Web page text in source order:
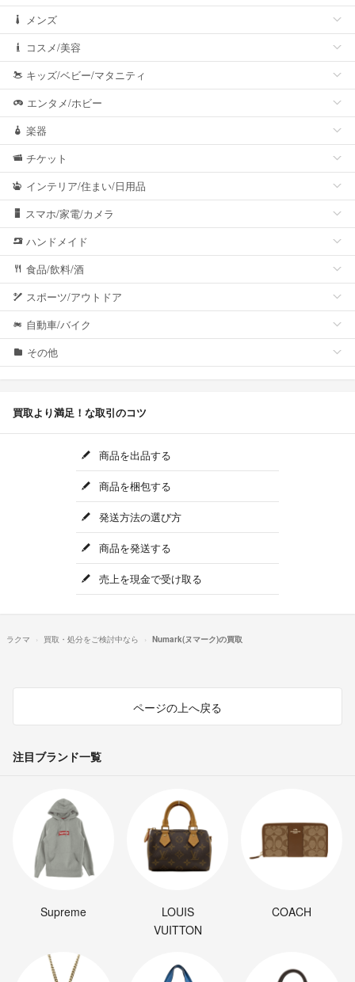
メンズ
コスメ/美容
キッズ/ベビー/マタニティ
エンタメ/ホビー
楽器
チケット
インテリア/住まい/日用品
スマホ/家電/カメラ
ハンドメイド
食品/飲料/酒
スポーツ/アウトドア
自動車/バイク
その他
買取より満足！な取引のコツ
商品を出品する
商品を梱包する
発送方法の選び方
商品を発送する
売上を現金で受け取る
ラクマ 買取・処分をご検討中なら Numark(ヌマーク)の買取
ページの上へ戻る
注目ブランド一覧
Supreme
LOUIS
VUITTON
COACH